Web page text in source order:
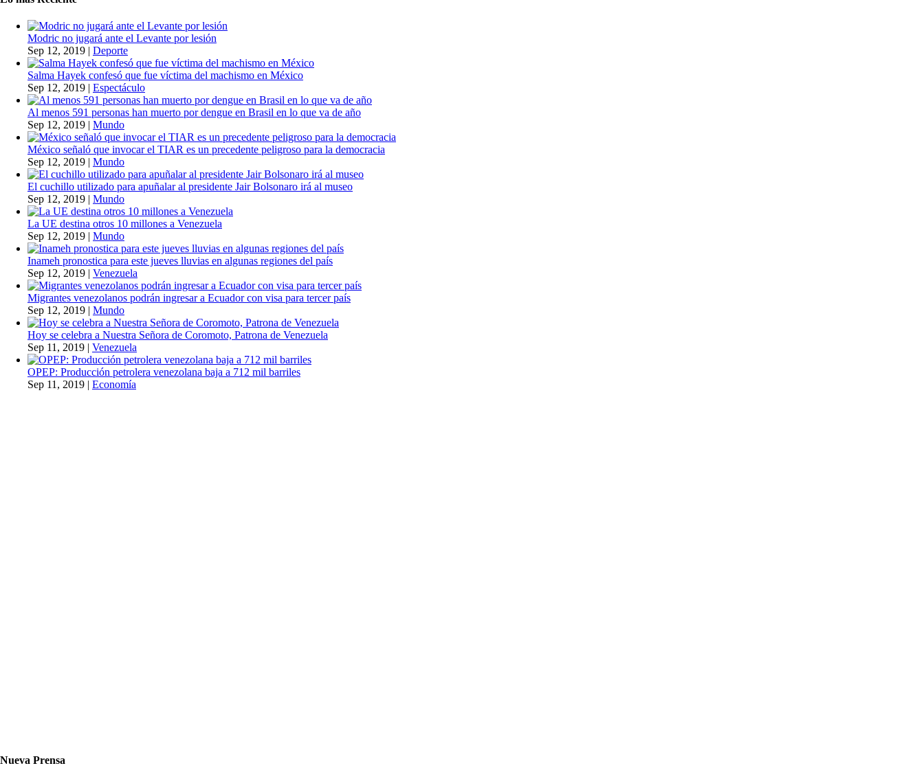
Modric no jugará ante el Levante por lesión
Sep 12, 2019 | Deporte
Salma Hayek confesó que fue víctima del machismo en México
Sep 12, 2019 | Espectáculo
Al menos 591 personas han muerto por dengue en Brasil en lo que va de año
Sep 12, 2019 | Mundo
México señaló que invocar el TIAR es un precedente peligroso para la democracia
Sep 12, 2019 | Mundo
El cuchillo utilizado para apuñalar al presidente Jair Bolsonaro irá al museo
Sep 12, 2019 | Mundo
La UE destina otros 10 millones a Venezuela
Sep 12, 2019 | Mundo
Inameh pronostica para este jueves lluvias en algunas regiones del país
Sep 12, 2019 | Venezuela
Migrantes venezolanos podrán ingresar a Ecuador con visa para tercer país
Sep 12, 2019 | Mundo
Hoy se celebra a Nuestra Señora de Coromoto, Patrona de Venezuela
Sep 11, 2019 | Venezuela
OPEP: Producción petrolera venezolana baja a 712 mil barriles
Sep 11, 2019 | Economía
Nueva Prensa